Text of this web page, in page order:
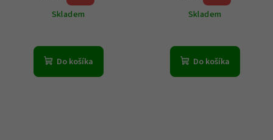
Skladem
Do košíka
Skladem
Do košíka